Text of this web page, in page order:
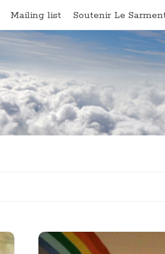
Mailing list Soutenir Le